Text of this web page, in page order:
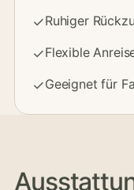
✓Ruhiger
✓Flexible
✓Geeignet für